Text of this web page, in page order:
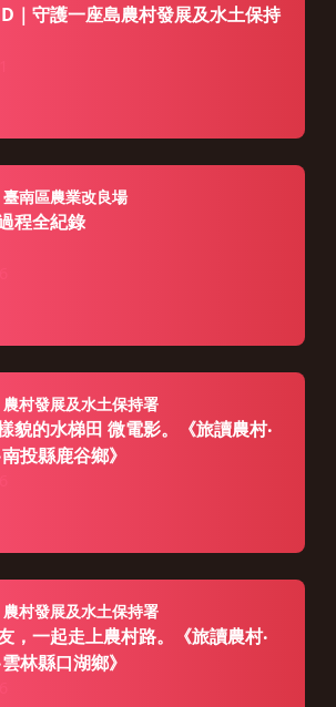
｜守護一座島農村發展及水土保持
南區農業改良場
程全紀錄
村發展及水土保持署
貌的水梯田 微電影。《旅讀農村‧
投縣鹿谷鄉》
村發展及水土保持署
，一起走上農村路。《旅讀農村‧
林縣口湖鄉》